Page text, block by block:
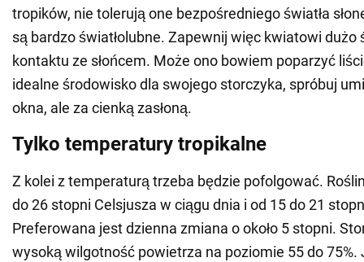
tropików, nie tolerują one bezpośredniego światła
są bardzo światłolubne. Zapewnij więc kwiatowi dużo
kontaktu ze słońcem. Może ono bowiem poparzyć
idealne środowisko dla swojego storczyka, spróbuj
okna, ale za cienką zasłoną.
Tylko temperatury tropikalne
Z kolei z temperaturą trzeba będzie pofolgować.
do 26 stopni Celsjusza w ciągu dnia i od 15 do 21
Preferowana jest dzienna zmiana o około 5 stopni.
wysoką wilgotność powietrza na poziomie 55 do 75%.